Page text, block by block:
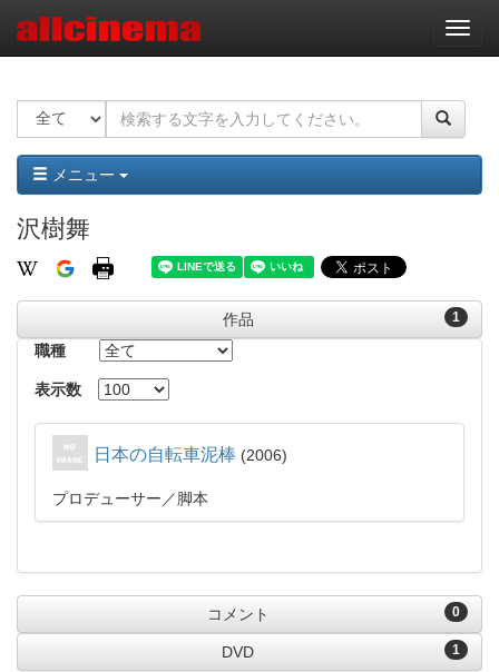
ナ
ビ
ー
ョ
ン
メニュー
沢樹舞
1
作品
職種
表示数
日本の自転車泥棒 2006
プロデューサー 脚本
0
コメント
1
DVD